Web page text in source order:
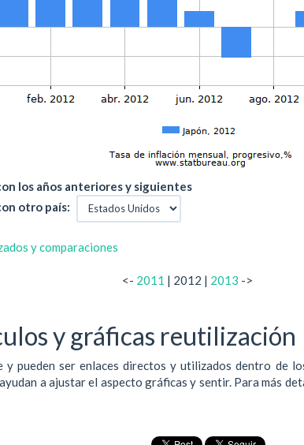
los años anteriores y siguientes
otro país:
y comparaciones
<- 2011 | 2012 | 2013 ->
y gráficas reutilización
y pueden ser enlaces directos y utilizados dentro de
a ajustar el aspecto gráficas y sentir. Para más